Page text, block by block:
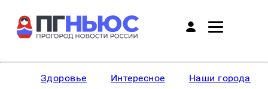
Здоровье Интересное Наши города